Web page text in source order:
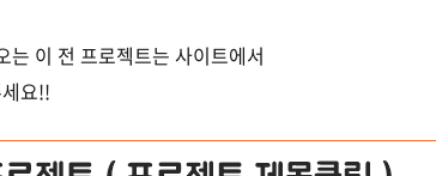
는 이 전 프로젝트는 사이트에서
요!!